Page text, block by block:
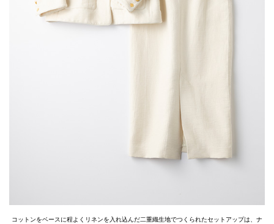
コットンをベースに程よくリネンを入れ込んだ二重織生地でつくられたセットアップは、ナ